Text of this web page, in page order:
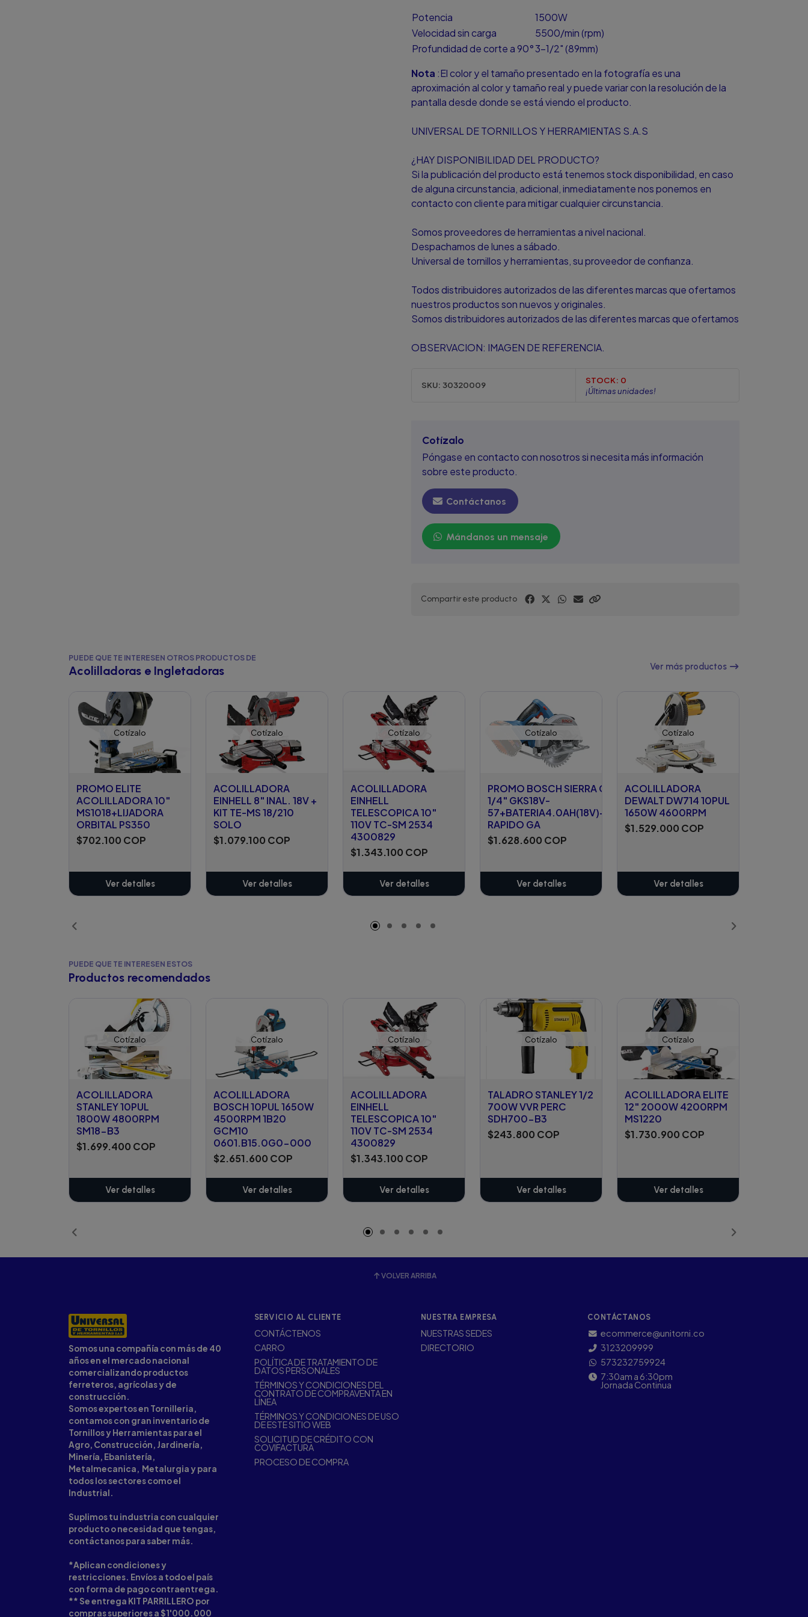
Potencia
1500W
Velocidad sin carga
5500/min (rpm)
Profundidad de corte a 90°3-1/2" (89mm)
Nota :El color y el tamaño presentado en la fotografía es una
aproximación al color y tamaño real y puede variar con la resolución de la
pantalla desde donde se está viendo el producto.
UNIVERSAL DE TORNILLOS Y HERRAMIENTAS S.A.S
¿HAY DISPONIBILIDAD DEL PRODUCTO?
Si la publicación del producto está tenemos stock disponibilidad, en caso
de alguna circunstancia, adicional, inmediatamente nos ponemos en
contacto con cliente para mitigar cualquier circunstancia.
Somos proveedores de herramientas a nivel nacional.
Despachamos de lunes a sábado.
Universal de tornillos y herramientas, su proveedor de confianza.
Todos distribuidores autorizados de las diferentes marcas que ofertamos
nuestros productos son nuevos y originales.
Somos distribuidores autorizados de las diferentes marcas que ofertamos
OBSERVACION: IMAGEN DE REFERENCIA.
SKU: 30320009 STOCK: 0
¡Últimas unidades!
Cotízalo
Póngase en contacto con nosotros si necesita más información
sobre este producto.
Contáctanos
Mándanos un mensaje
Compartir este producto
PUEDE QUE TE INTERESEN OTROS PRODUCTOS DE
Acolilladoras e Ingletadoras Ver más productos
Cotízalo
PROMO ELITE
ACOLILLADORA 10"
MS1018+LIJADORA
ORBITAL PS350
$702.100 COP
Ver detalles
Cotízalo
ACOLILLADORA
EINHELL 8" INAL. 18V +
KIT TE-MS 18/210
SOLO
$1.079.100 COP
Ver detalles
Cotízalo
ACOLILLADORA
EINHELL
TELESCOPICA 10"
110V TC-SM 2534
4300829
$1.343.100 COP
Ver detalles
Cotízalo
PROMO BOSCH SIERRA CIRCULAR 7
1/4" GKS18V-
57+BATERIA4.0AH(18V)+CARGADOR
RAPIDO GA
$1.628.600 COP
Ver detalles
Cotízalo
ACOLILLADORA
DEWALT DW714 10PUL
1650W 4600RPM
$1.529.000 COP
Ver detalles
PUEDE QUE TE INTERESEN ESTOS
Productos recomendados
Cotízalo
ACOLILLADORA
STANLEY 10PUL
1800W 4800RPM
SM18-B3
$1.699.400 COP
Ver detalles
Cotízalo
ACOLILLADORA
BOSCH 10PUL 1650W
4500RPM 1B20
GCM10
0601.B15.0G0-000
$2.651.600 COP
Ver detalles
Cotízalo
ACOLILLADORA
EINHELL
TELESCOPICA 10"
110V TC-SM 2534
4300829
$1.343.100 COP
Ver detalles
Cotízalo
TALADRO STANLEY 1/2
700W VVR PERC
SDH700-B3
$243.800 COP
Ver detalles
Cotízalo
ACOLILLADORA ELITE
12" 2000W 4200RPM
MS1220
$1.730.900 COP
Ver detalles
VOLVER ARRIBA
Somos una compañía con más de 40
años en el mercado nacional
comercializando productos
ferreteros, agrícolas y de
construcción.
Somos expertos en Tornilleria,
contamos con gran inventario de
Tornillos y Herramientas para el
Agro, Construcción, Jardinería,
Minería, Ebanistería,
Metalmecanica, Metalurgia y para
todos los sectores como el
Industrial.
Suplimos tu industria con cualquier
producto o necesidad que tengas,
contáctanos para saber más.
*Aplican condiciones y
restricciones. Envíos a todo el país
con forma de pago contraentrega.
** Se entrega KIT PARRILLERO por
compras superiores a $1'000.000
SERVICIO AL CLIENTE
CONTÁCTENOS
CARRO
POLÍTICA DE TRATAMIENTO DE
DATOS PERSONALES
TÉRMINOS Y CONDICIONES DEL
CONTRATO DE COMPRAVENTA EN
LÍNEA
TÉRMINOS Y CONDICIONES DE USO
DE ESTE SITIO WEB
SOLICITUD DE CRÉDITO CON
COVIFACTURA
PROCESO DE COMPRA
NUESTRA EMPRESA
NUESTRAS SEDES
DIRECTORIO
CONTÁCTANOS
ecommerce@unitorni.co
3123209999
573232759924
7:30am a 6:30pm
Jornada Continua